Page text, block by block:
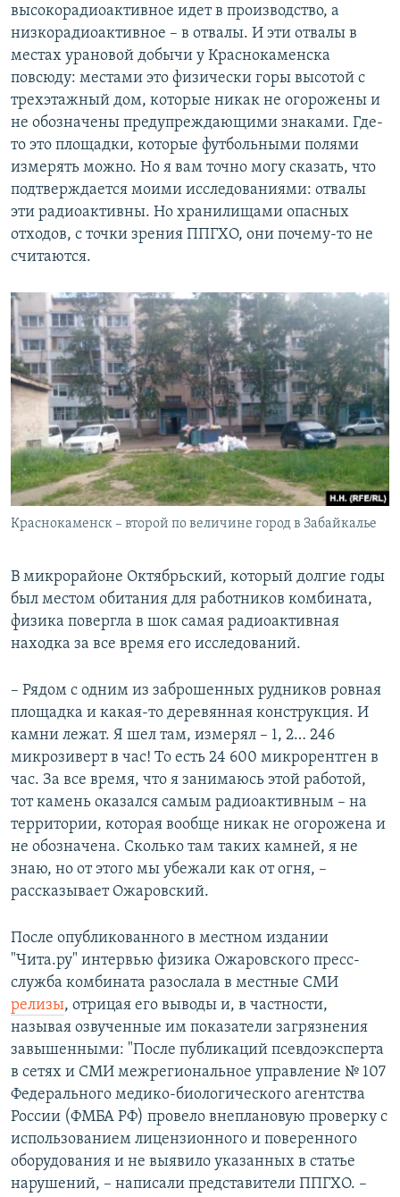
высокорадиоактивное идет в производство, а
низкорадиоактивное – в отвалы. И эти отвалы в
местах урановой добычи у Краснокаменска
повсюду: местами это физически горы высотой с
трехэтажный дом, которые никак не огорожены и
не обозначены предупреждающими знаками. Где-
то это площадки, которые футбольными полями
измерять можно. Но я вам точно могу сказать, что
подтверждается моими исследованиями: отвалы
эти радиоактивны. Но хранилищами опасных
отходов, с точки зрения ППГХО, они почему-то не
считаются.
Краснокаменск – второй по величине город в Забайкалье
В микрорайоне Октябрьский, который долгие годы
был местом обитания для работников комбината,
физика повергла в шок самая радиоактивная
находка за все время его исследований.
– Рядом с одним из заброшенных рудников ровная
площадка и какая-то деревянная конструкция. И
камни лежат. Я шел там, измерял – 1, 2… 246
микрозиверт в час! То есть 24 600 микрорентген в
час. За все время, что я занимаюсь этой работой,
тот камень оказался самым радиоактивным – на
территории, которая вообще никак не огорожена и
не обозначена. Сколько там таких камней, я не
знаю, но от этого мы убежали как от огня, –
рассказывает Ожаровский.
После опубликованного в местном издании
"Чита.ру" интервью физика Ожаровского пресс-
служба комбината разослала в местные СМИ
релизы, отрицая его выводы и, в частности,
называя озвученные им показатели загрязнения
завышенными: "После публикаций псевдоэксперта
в сетях и СМИ межрегиональное управление № 107
Федерального медико-биологического агентства
России (ФМБА РФ) провело внеплановую проверку с
использованием лицензионного и поверенного
оборудования и не выявило указанных в статье
нарушений, – написали представители ППГХО. –